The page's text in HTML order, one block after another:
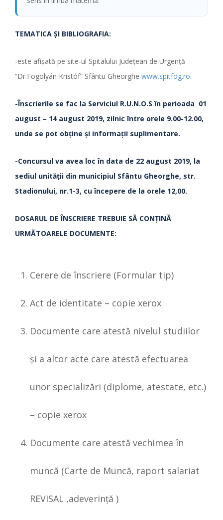
TEMATICA ŞI BIBLIOGRAFIA:
-este afişată pe site-ul Spitalului Judeţean de Urgenţă
“Dr.Fogolyán Kristóf” Sfântu Gheorghe www.spitfog.ro.
-Înscrierile se fac la Serviciul R.U.N.O.S în perioada 01
august – 14 august 2019, zilnic între orele 9.00-12.00,
unde se pot obţine şi informaţii suplimentare.
-Concursul va avea loc în data de 22 august 2019, la
sediul unităţii din municipiul Sfântu Gheorghe, str.
Stadionului, nr.1-3, cu începere de la orele 12,00.
DOSARUL DE ÎNSCRIERE TREBUIE SĂ CONŢINĂ
URMĂTOARELE DOCUMENTE:
Cerere de înscriere (Formular tip)
Act de identitate – copie xerox
Documente care atestă nivelul studiilor
şi a altor acte care atestă efectuarea
unor specializări (diplome, atestate, etc.)
– copie xerox
Documente care atestă vechimea în
muncă (Carte de Muncă, raport salariat
REVISAL ,adeverinţă )